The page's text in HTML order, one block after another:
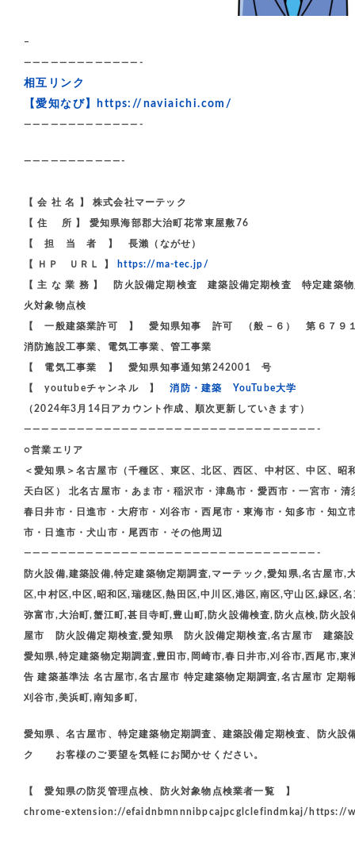
–
—————————————-
相互リンク
【愛知なび】
https://naviaichi.com/
—————————————-
———————————-
【 会 社 名 】 株式会社マーテック
【 住 所 】 愛知県海部郡大治町花常東屋敷76
【 担 当 者 】 長瀨（ながせ）
【 ＨＰ ＵＲＬ 】 https://ma-tec.jp/
【 主 な 業 務 】 防火設備定期検査 建築設備定期検査 特定
火対象物点検
【 一般建築業許可 】 愛知県知事 許可 （般－６） 第６７９
消防施設工事業、電気工事業、管工事業
【 電気工事業 】 愛知県知事通知第242001 号
【 youtubeチャンネル 】消防・建築 YouTube大学
（2024年3月14日アカウント作成、順次更新していきます）
—————————————————————————————————-
○営業エリア
＜愛知県＞名古屋市（千種区、東区、北区、西区、中村区、中区、
天白区） 北名古屋市・あま市・稲沢市・津島市・愛西市・一宮市・
春日井市・日進市・大府市・刈谷市・西尾市・東海市・知多市・知
市・日進市・犬山市・尾西市・その他周辺
—————————————————————————————————-
防火設備,建築設備,特定建築物定期調査,マーテック,愛知県,名古屋市
区,中村区,中区,昭和区,瑞穂区,熱田区,中川区,港区,南区,守山区,緑区,
弥富市,大治町,蟹江町,甚目寺町,豊山町,防火設備検査,防火点検,防火
屋市 防火設備定期検査,愛知県 防火設備定期検査,名古屋市 建築
愛知県,特定建築物定期調査,豊田市,岡崎市,春日井市,刈谷市,西尾市,
告 建築基準法 名古屋市,名古屋市 特定建築物定期調査,名古屋市 定
刈谷市,美浜町,南知多町,
愛知県、名古屋市、特定建築物定期調査、建築設備定期検査、防火
ク お客様のご要望を気軽にお聞かせください。
【 愛知県の防災管理点検、防火対象物点検業者一覧 】
chrome-extension://efaidnbmnnnibpcajpcglclefindmkaj/